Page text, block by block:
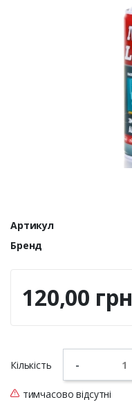
Артикул
Бренд
120,00 грн
Кількість -
тимчасово відсутні